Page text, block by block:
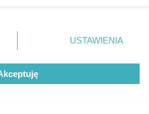
ustawień prywatności
rogu strony
nie wymagają zgody
sprzeciwić się takiemu
będą miały zastosowanie tylko
USTAWIENIA